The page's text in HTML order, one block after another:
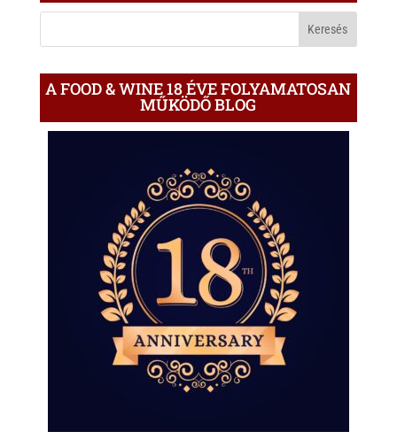
A FOOD & WINE 18 ÉVE FOLYAMATOSAN
MŰKÖDŐ BLOG